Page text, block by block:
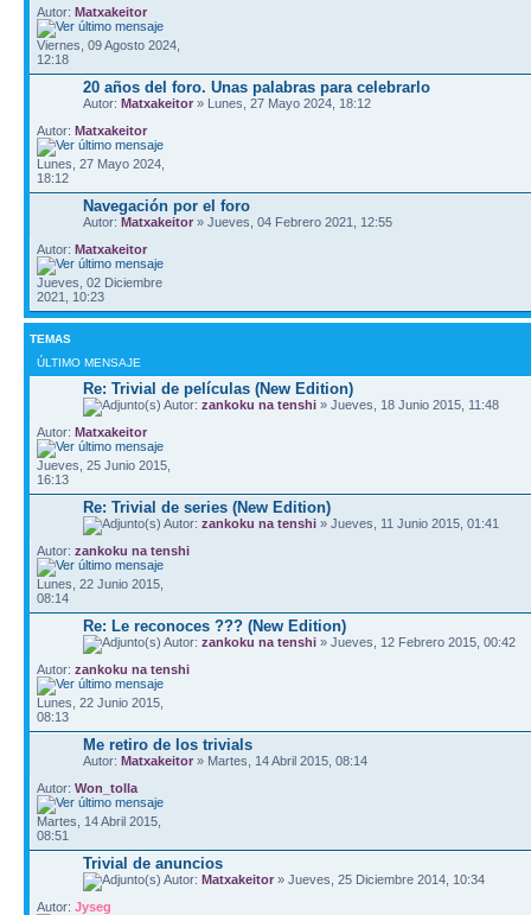
Autor: Matxakeitor
Viernes, 09 Agosto 2024,
12:18
20 años del foro. Unas palabras para celebrarlo
Autor: Matxakeitor » Lunes, 27 Mayo 2024, 18:12
Autor: Matxakeitor
Lunes, 27 Mayo 2024,
18:12
Navegación por el foro
Autor: Matxakeitor » Jueves, 04 Febrero 2021, 12:55
Autor: Matxakeitor
Jueves, 02 Diciembre
2021, 10:23
TEMAS
ÚLTIMO MENSAJE
Re: Trivial de películas (New Edition)
Autor: zankoku na tenshi » Jueves, 18 Junio 2015, 11:48
Autor: Matxakeitor
Jueves, 25 Junio 2015,
16:13
Re: Trivial de series (New Edition)
Autor: zankoku na tenshi » Jueves, 11 Junio 2015, 01:41
Autor: zankoku na tenshi
Lunes, 22 Junio 2015,
08:14
Re: Le reconoces ??? (New Edition)
Autor: zankoku na tenshi » Jueves, 12 Febrero 2015, 00:42
Autor: zankoku na tenshi
Lunes, 22 Junio 2015,
08:13
Me retiro de los trivials
Autor: Matxakeitor » Martes, 14 Abril 2015, 08:14
Autor: Won_tolla
Martes, 14 Abril 2015,
08:51
Trivial de anuncios
Autor: Matxakeitor » Jueves, 25 Diciembre 2014, 10:34
Autor: Jyseg